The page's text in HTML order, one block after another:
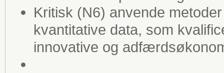
Kritisk (N6) anvende
kvantitative data, som
innovative og